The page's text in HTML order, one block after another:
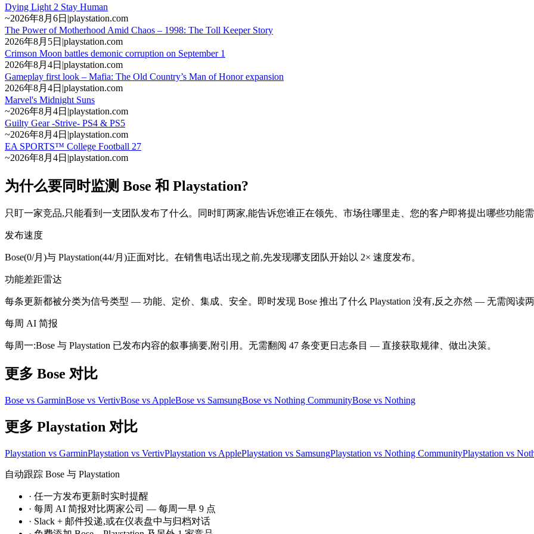
Dying Light 2 Stay Human
~2026年8月6日 |playstation.com
The Power of Motherhood Amid Chaos – 1998: The Toll Keeper Story
2026年8月5日 |playstation.com
Crimson Moon battles demonic corruption on September 1
2026年8月4日 |playstation.com
Gameplay first look – Mafia: The Old Country’s Man of Honor expansion
2026年8月4日 |playstation.com
Marvel's Midnight Suns
~2026年8月4日 |playstation.com
Guilty Gear -Strive- PS4 & PS5
~2026年8月4日 |playstation.com
EA SPORTS™ College Football 27
~2026年8月4日 |playstation.com
为什么要同时监测 Bose 和 Playstation?
只盯一家竞品,只能看到一支团队发布了什么。同时盯两家,能告诉您谁正在领先、市场往哪里走、您的客户即将提出哪些功能
发布速度
Bose(0/月)与 Playstation(44/月)正面对比。在销售电话出现之前,先发现哪支团队开始以 2× 速度发布。
功能差距雷达
每条更新都被分类为信号类型 — 功能、定价、集成、安全。即时发现 Bose 推出了什么 Playstation 没有,反之亦然 — 无需阅读
每周 AI 简报
每周一:Bose 与 Playstation 已发布内容的叙事摘要,附引用。无需翻阅 47 条变更日志条目 — 直接获取规律、做出决策。
更多 Bose 对比
Bose vs GarminBose vs VertivBose vs AppleBose vs SamsungBose vs Nothing CommunityBose vs Nothing
更多 Playstation 对比
Playstation vs GarminPlaystation vs VertivPlaystation vs ApplePlaystation vs SamsungPlaystation vs Nothing CommunityPlaystation vs
自动跟踪 Bose 与 Playstation
· 任一方发布更新时实时提醒
· 每周 AI 简报对比两家公司 — 每周一早 9 点
· Slack + 邮件投递,或在仪表盘中与归档对话